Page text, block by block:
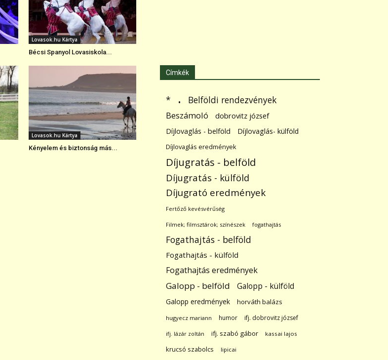
Lovasok.hu Kártya
Bécsi Spanyol Lovasiskola...
Lovasok.hu Kártya
Kényelem és biztonság más...
Címkék
* . Belföldi rendezvények
Beszámoló dobrovitz józsef
Díjlovaglás - belföld Díjlovaglás- külföld
Díjlovaglás eredmények
Díjugratás - belföld
Díjugratás - külföld
Díjugrató eredmények
Fertőző kevésvérűség
Filmek; filmsztárok; színészek fogathajtás
Fogathajtás - belföld
Fogathajtás - külföld
Fogathajtás eredmények
Galopp - belföld Galopp - külföld
Galopp eredmények horváth balázs
hugyecz mariann humor ifj. dobrovitz józsef
ifj. lázár zoltán ifj. szabó gábor kassai lajos
krucsó szabolcs lipicai